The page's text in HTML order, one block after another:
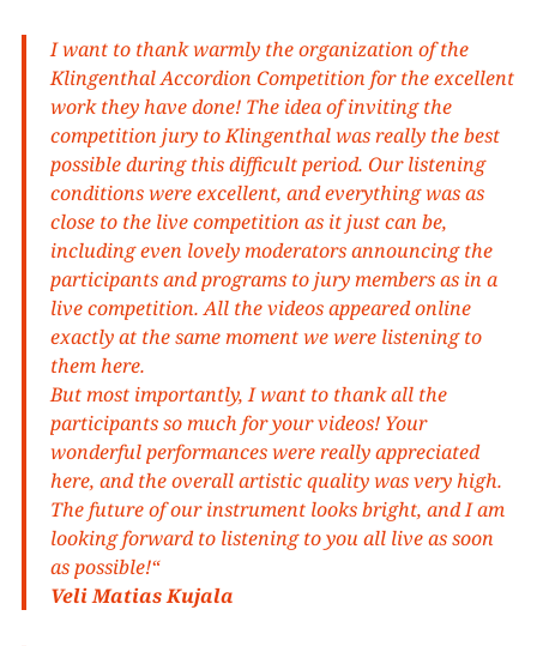
I want to thank warmly the organization of the
Klingenthal Accordion Competition for the excellent
work they have done! The idea of inviting the
competition jury to Klingenthal was really the best
possible during this difficult period. Our listening
conditions were excellent, and everything was as
close to the live competition as it just can be,
including even lovely moderators announcing the
participants and programs to jury members as in a
live competition. All the videos appeared online
exactly at the same moment we were listening to
them here.
But most importantly, I want to thank all the
participants so much for your videos! Your
wonderful performances were really appreciated
here, and the overall artistic quality was very high.
The future of our instrument looks bright, and I am
looking forward to listening to you all live as soon
as possible!“
Veli Matias Kujala